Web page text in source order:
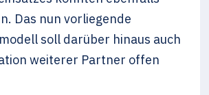
Das nun vorliegende
soll darüber hinaus auch
weiterer Partner offen